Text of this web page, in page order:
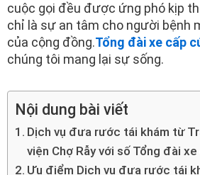
cuộc gọi đều được ứng phó kịp
chỉ là sự an tâm cho người bệnh
của cộng đồng.Tổng đài xe cấp
chúng tôi mang lại sự sống.
Nội dung bài viết
Dịch vụ đưa rước tái khám từ
viện Chợ Rẫy với số Tổng đài
Ưu điểm Dịch vụ đưa rước tái